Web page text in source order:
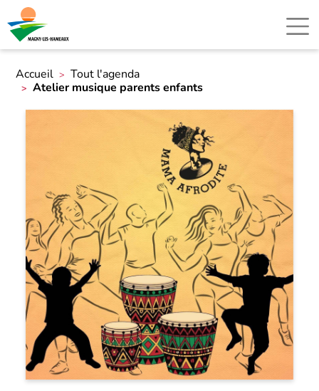
Accueil
Tout l'agenda
Atelier musique parents enfants